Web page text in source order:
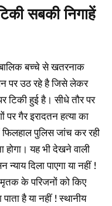
सबकी निगाहें
बच्चे से खतरनाक
पर उठ रहे है जिसे लेकर
टिकी हुई है। सीधे तौर पर
पर गैर इरादतन हत्या का
फिलहाल पुलिस जांच कर रही
होगा। यह भी देखने वाली
दिला पाएगा या नहीं !
मृतक के परिजनों को किए
है या नहीं ! स्थानीय